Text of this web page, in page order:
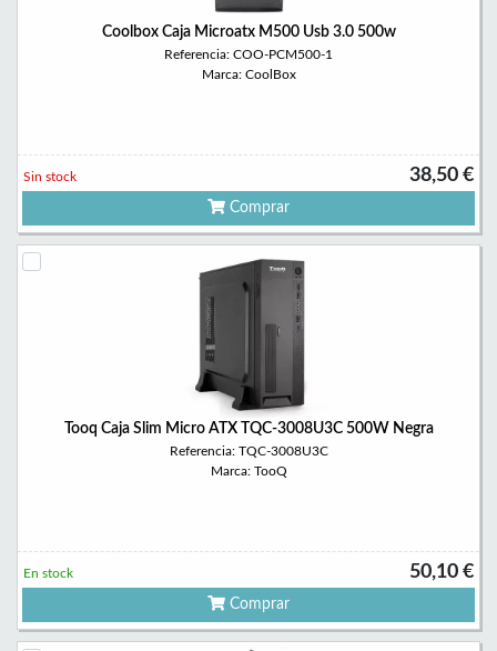
Coolbox Caja Microatx M500 Usb 3.0 500w
Referencia: COO-PCM500-1
Marca: CoolBox
38,50 €
Sin stock
Comprar
Tooq Caja Slim Micro ATX TQC-3008U3C 500W Negra
Referencia: TQC-3008U3C
Marca: TooQ
50,10 €
En stock
Comprar